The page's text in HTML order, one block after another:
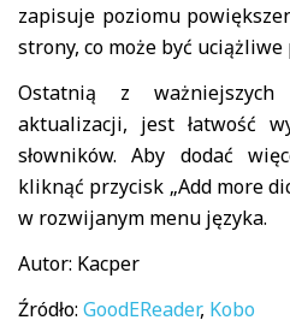
zapisuje poziomu
strony, co może być uciążliwe
Ostatnią z
aktualizacji, jest łatwość
słowników. Aby dodać
kliknąć przycisk „Add more
w rozwijanym menu języka.
Autor: Kacper
Źródło: GoodEReader, Kobo